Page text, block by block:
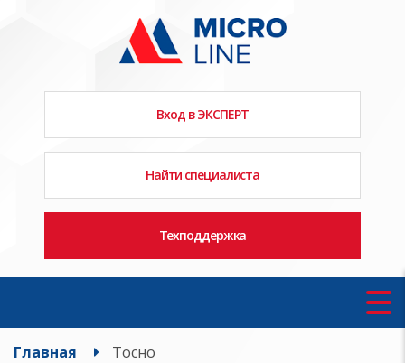
Вход в ЭКСПЕРТ
Найти специалиста
Техподдержка
Главная Тосно